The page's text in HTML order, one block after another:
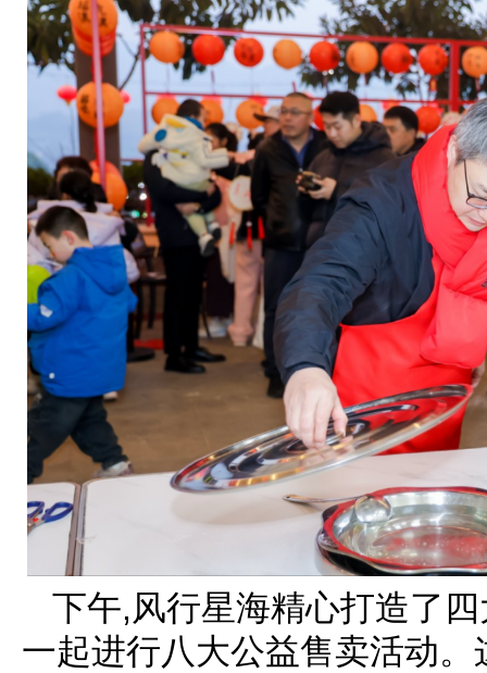
下午,风行星海精心打造了
一起进行八大公益售卖活动